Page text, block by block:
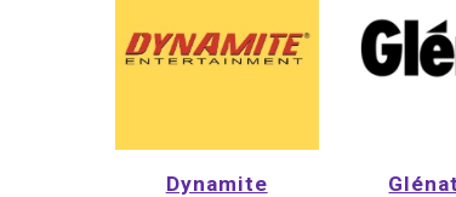
Dynamite